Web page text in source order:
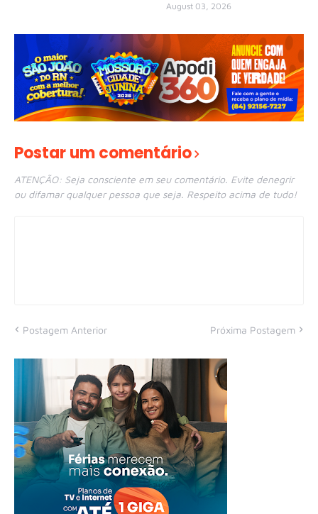
August 03, 2026
Postar um comentário
ATENÇÃO: Seja consciente em seu comentário. Evite denegrir
ou difamar qualquer pessoa que seja. Respeito acima de tudo!
Postagem Anterior Próxima Postagem